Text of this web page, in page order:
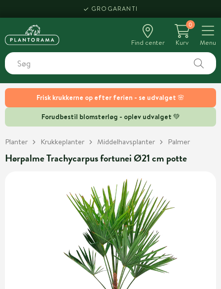
Frisk krukkerne op efter ferien - se udvalget 🌸
Forudbestil blomsterløg - oplev udvalget 💚
GROGARANTI
Find center
0
Kurv
Menu
Planter Krukkeplanter Middelhavsplanter Palmer
Hørpalme Trachycarpus fortunei Ø21 cm potte